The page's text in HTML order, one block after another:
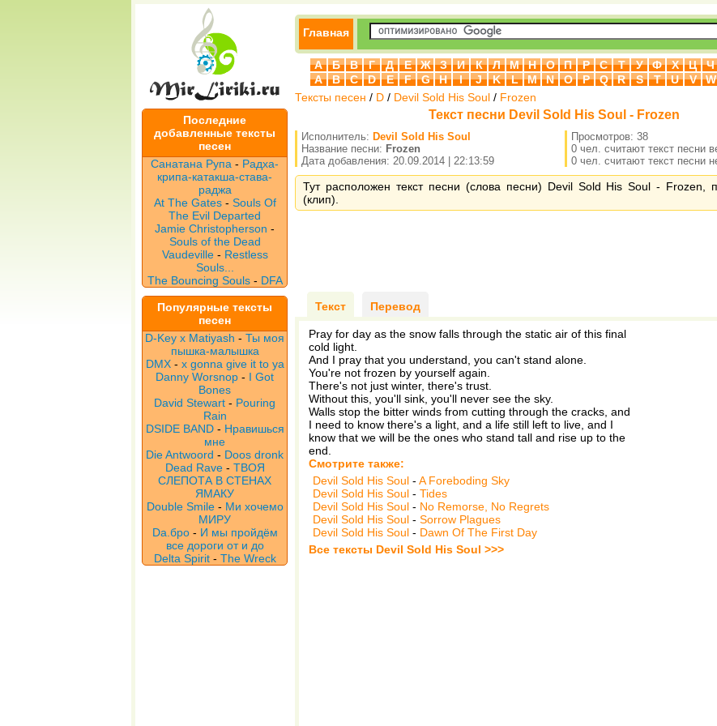
Последние
добавленные тексты
песен
Санатана Рупа - Радха-
крипа-катакша-става-
раджа
At The Gates- Souls Of
The Evil Departed
Jamie Christopherson -
Souls of the Dead
Vaudeville - Restless
Souls...
The Bouncing Souls- DFA
Популярные тексты
песен
D-Key x Matiyash - Ты моя
пышка-малышка
DMX- x gonna give it to ya
Danny Worsnop - I Got
Bones
David Stewart - Pouring
Rain
DSIDE BAND- Нравишься
мне
Die Antwoord - Doos dronk
Dead Rave- ТВОЯ
СЛЕПОТА В СТЕНАХ
ЯМАКУ
Double Smile- Ми хочемо
МИРУ
Da.бро- И мы пройдём
все дороги от и до
Delta Spirit- The Wreck
Главная
А Б В Г Д Е Ж З И К Л М Н О П Р С Т У Ф Х Ц Ч
A
B C D E F G H I J K L M N O P Q R S T U V W
Тексты песен / D / Devil Sold His Soul / Frozen
Текст песни Devil Sold His Soul - Frozen
Исполнитель: Devil Sold His Soul
Название песни: Frozen
Дата добавления: 20.09.2014 | 22:13:59
Просмотров: 38
0 чел. считают текст песни
0 чел. считают текст песни
Тут расположен текст песни (слова песни) Devil Sold His Soul - Frozen,
(клип).
Текст Перевод
Pray for day as the snow falls through the static air of this final
cold light.
And I pray that you understand, you can't stand alone.
You're not frozen by yourself again.
There's not just winter, there's trust.
Without this, you'll sink, you'll never see the sky.
Walls stop the bitter winds from cutting through the cracks, and
I need to know there's a light, and a life still left to live, and I
know that we will be the ones who stand tall and rise up to the
end.
Смотрите также:
Devil Sold His Soul - A Foreboding Sky
Devil Sold His Soul - Tides
Devil Sold His Soul - No Remorse, No Regrets
Devil Sold His Soul - Sorrow Plagues
Devil Sold His Soul - Dawn Of The First Day
Все тексты Devil Sold His Soul >>>